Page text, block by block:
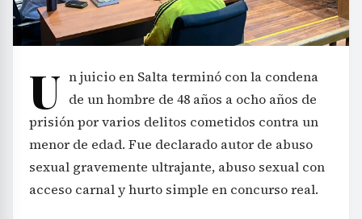
U n juicio en Salta terminó con la condena
de un hombre de 48 años a ocho años de
prisión por varios delitos cometidos contra un
menor de edad. Fue declarado autor de abuso
sexual gravemente ultrajante, abuso sexual con
acceso carnal y hurto simple en concurso real.